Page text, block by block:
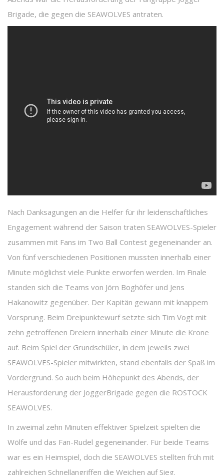
Brigade, die gegen die SEAWOLVES antraten.
Nach Danksagungen an die Helfer für ihr leidenschaftliches
Engagement während der Saison traten SEAWOLVES-Spieler
zusammen mit Fans im Two Ball Contest gegeneinander an.
Von fünf verschiedenen Positionen mussten innerhalb einer
Minute möglichst viele Punkte erworfen werden. Im Finale
standen sich die Teams von Jörn Boghöfer und Jens
Hakanowitz gegenüber. Der Kapitän gewann mit knappem
Vorsprung. Beim Dreipunktewurf setzte sich Tim Vogt mit
zehn getroffenen Dreiern innerhalb einer Minute die Krone
auf. Beim Spiel der Grundschüler, in dem jeweils zwei
SEAWOLVES-Spieler mitwirkten, stand ebenfalls der Spaß im
Vordergrund. So auch beim Höhepunkt des Abends, der
Herausforderung der JoggerBrigade gegen die ROSTOCK
SEAWOLVES.
In zweimal zehn Minuten effektiver Spielzeit spielten die
Wölfe und das Fan-Rudel gegeneinander. Für beide Teams
war es ein Heimspiel, doch die SEAWOLVES stellten früh mit
zahlreichen Schnellangriffen die Weichen auf Sieg.